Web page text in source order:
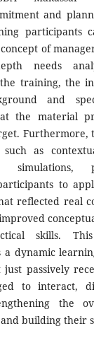
and
participants
of
needs
training, the
and
the material
Furthermore,
as
simulations,
to
reflected real
skills.
a dynamic
passively
to interact,
the
building their